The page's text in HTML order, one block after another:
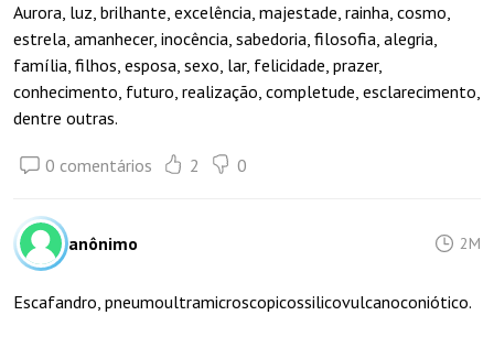
Aurora, luz, brilhante, excelência, majestade, rainha, cosmo,
estrela, amanhecer, inocência, sabedoria, filosofia, alegria,
família, filhos, esposa, sexo, lar, felicidade, prazer,
conhecimento, futuro, realização, completude, esclarecimento,
dentre outras.
0 comentários 2 0
anônimo 2M
Escafandro, pneumoultramicroscopicossilicovulcanoconiótico.